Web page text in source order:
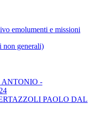
emolumenti e missioni
generali)
ANTONIO -
PAOLO DAL